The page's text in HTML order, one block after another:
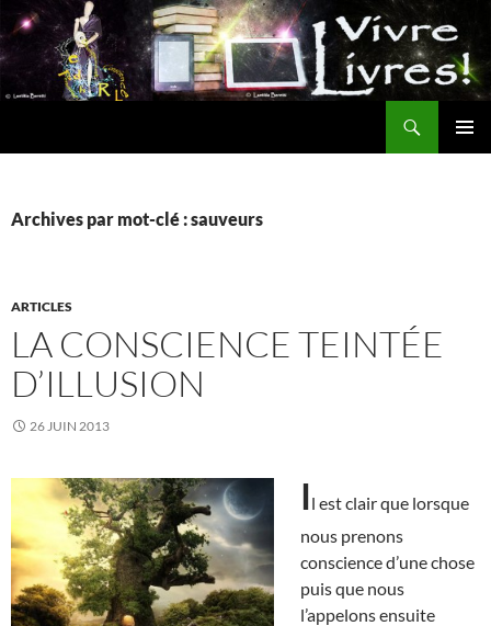
Aller
au
contenu
Archives par mot-clé : sauveurs
ARTICLES
LA CONSCIENCE TEINTÉE
D’ILLUSION
26 JUIN 2013
Il est clair que lorsque
nous prenons
conscience d’une chose
puis que nous
l’appelons ensuite